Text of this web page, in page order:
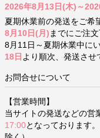
2026年8月13日(木)～
夏期休業前の発送をご希
8月10日(月) までにご注文
8月11日～夏期休業中に
18日 より順次、発送させ
お問合せについて
【営業時間】
当サイトの発送などの営
17:00となっております